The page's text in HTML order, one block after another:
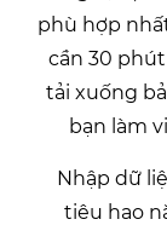
phù hợp
cần 30
tải xuống
bạn làm
Nhập dữ
tiêu hao